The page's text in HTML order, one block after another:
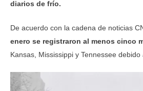
diarios de frío.
De acuerdo con la cadena de noticias
enero se registraron al menos cinco
Kansas, Mississippi y Tennessee debido